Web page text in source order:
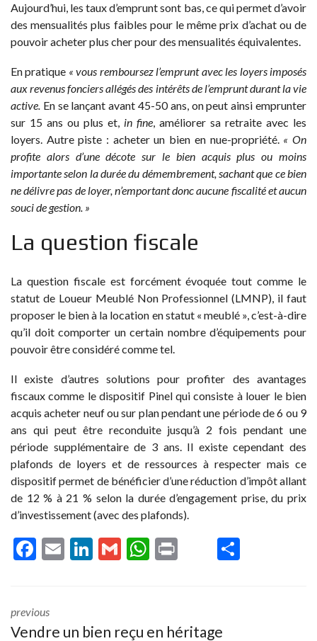
Aujourd’hui, les taux d’emprunt sont bas, ce qui permet d’avoir
des mensualités plus faibles pour le même prix d’achat ou de
pouvoir acheter plus cher pour des mensualités équivalentes.
En pratique « vous remboursez l’emprunt avec les loyers imposés
aux revenus fonciers allégés des intérêts de l’emprunt durant la vie
active. En se lançant avant 45-50 ans, on peut ainsi emprunter
sur 15 ans ou plus et, in fine, améliorer sa retraite avec les
loyers. Autre piste : acheter un bien en nue-propriété. « On
profite alors d’une décote sur le bien acquis plus ou moins
importante selon la durée du démembrement, sachant que ce bien
ne délivre pas de loyer, n’emportant donc aucune fiscalité et aucun
souci de gestion. »
La question fiscale
La question fiscale est forcément évoquée tout comme le
statut de Loueur Meublé Non Professionnel (LMNP), il faut
proposer le bien à la location en statut « meublé », c’est-à-dire
qu’il doit comporter un certain nombre d’équipements pour
pouvoir être considéré comme tel.
Il existe d’autres solutions pour profiter des avantages
fiscaux comme le dispositif Pinel qui consiste à louer le bien
acquis acheter neuf ou sur plan pendant une période de 6 ou 9
ans qui peut être reconduite jusqu’à 2 fois pendant une
période supplémentaire de 3 ans. Il existe cependant des
plafonds de loyers et de ressources à respecter mais ce
dispositif permet de bénéficier d’une réduction d’impôt allant
de 12 % à 21 % selon la durée d’engagement prise, du prix
d’investissement (avec des plafonds).
F
b
E
Li G
W
previous
Vendre un bien reçu en héritage